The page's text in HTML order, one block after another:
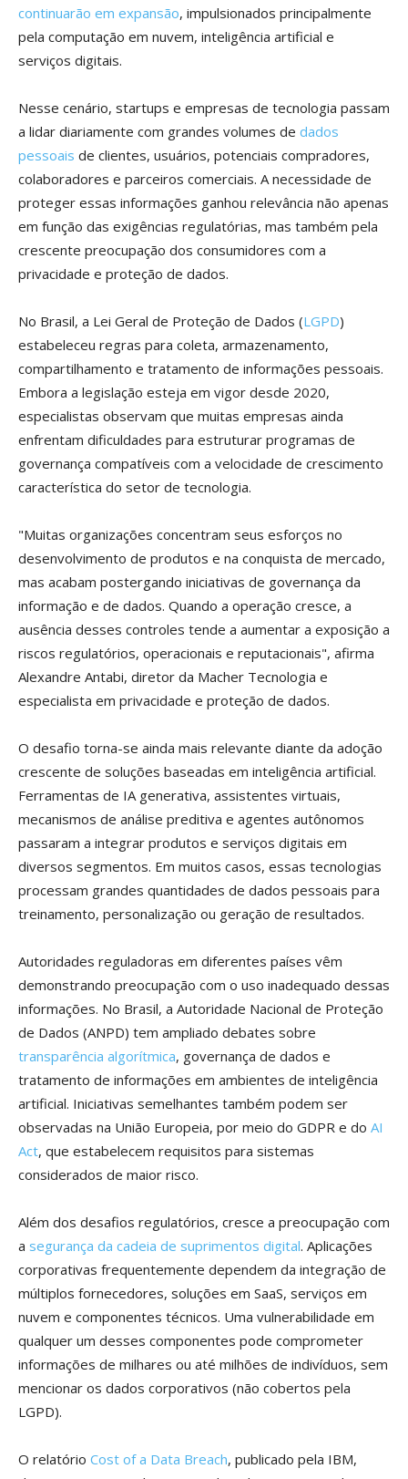
continuarão em expansão, impulsionados principalmente
pela computação em nuvem, inteligência artificial e
serviços digitais.
Nesse cenário, startups e empresas de tecnologia passam
a lidar diariamente com grandes volumes de dados
pessoais de clientes, usuários, potenciais compradores,
colaboradores e parceiros comerciais. A necessidade de
proteger essas informações ganhou relevância não apenas
em função das exigências regulatórias, mas também pela
crescente preocupação dos consumidores com a
privacidade e proteção de dados.
No Brasil, a Lei Geral de Proteção de Dados (LGPD)
estabeleceu regras para coleta, armazenamento,
compartilhamento e tratamento de informações pessoais.
Embora a legislação esteja em vigor desde 2020,
especialistas observam que muitas empresas ainda
enfrentam dificuldades para estruturar programas de
governança compatíveis com a velocidade de crescimento
característica do setor de tecnologia.
"Muitas organizações concentram seus esforços no
desenvolvimento de produtos e na conquista de mercado,
mas acabam postergando iniciativas de governança da
informação e de dados. Quando a operação cresce, a
ausência desses controles tende a aumentar a exposição a
riscos regulatórios, operacionais e reputacionais", afirma
Alexandre Antabi, diretor da Macher Tecnologia e
especialista em privacidade e proteção de dados.
O desafio torna-se ainda mais relevante diante da adoção
crescente de soluções baseadas em inteligência artificial.
Ferramentas de IA generativa, assistentes virtuais,
mecanismos de análise preditiva e agentes autônomos
passaram a integrar produtos e serviços digitais em
diversos segmentos. Em muitos casos, essas tecnologias
processam grandes quantidades de dados pessoais para
treinamento, personalização ou geração de resultados.
Autoridades reguladoras em diferentes países vêm
demonstrando preocupação com o uso inadequado dessas
informações. No Brasil, a Autoridade Nacional de Proteção
de Dados (ANPD) tem ampliado debates sobre
transparência algorítmica, governança de dados e
tratamento de informações em ambientes de inteligência
artificial. Iniciativas semelhantes também podem ser
observadas na União Europeia, por meio do GDPR e do AI
Act, que estabelecem requisitos para sistemas
considerados de maior risco.
Além dos desafios regulatórios, cresce a preocupação com
a segurança da cadeia de suprimentos digital. Aplicações
corporativas frequentemente dependem da integração de
múltiplos fornecedores, soluções em SaaS, serviços em
nuvem e componentes técnicos. Uma vulnerabilidade em
qualquer um desses componentes pode comprometer
informações de milhares ou até milhões de indivíduos, sem
mencionar os dados corporativos (não cobertos pela
LGPD).
O relatório Cost of a Data Breach, publicado pela IBM,